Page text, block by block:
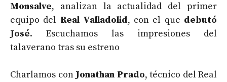
Monsalve, analizan la actualidad del primer
equipo del Real Valladolid, con el que debutó
José. Escuchamos las impresiones del
talaverano tras su estreno
Charlamos con Jonathan Prado, técnico del Real